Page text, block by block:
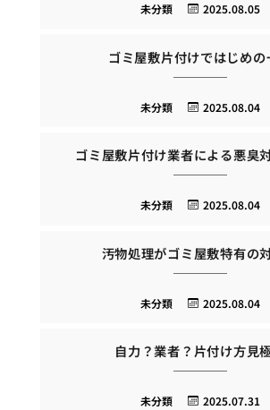
2025.08.05
未分類
ゴミ屋敷片付けではじめの
2025.08.04
未分類
ゴミ屋敷片付け業者による悪臭
2025.08.04
未分類
汚物処理がゴミ屋敷特有の
2025.08.04
未分類
自力？業者？片付け方見
2025.07.31
未分類